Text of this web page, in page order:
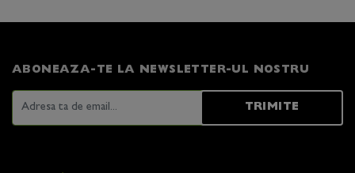
ABONEAZA-TE LA NEWSLETTER-UL NOSTRU
TRIMITE